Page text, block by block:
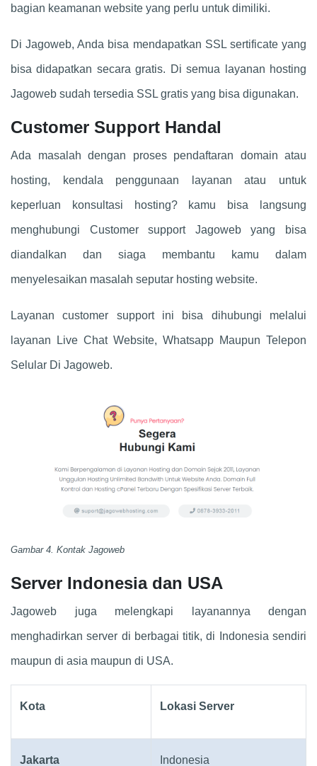
bagian keamanan website yang perlu untuk dimiliki.
Di Jagoweb, Anda bisa mendapatkan SSL sertificate yang
bisa didapatkan secara gratis. Di semua layanan hosting
Jagoweb sudah tersedia SSL gratis yang bisa digunakan.
Customer Support Handal
Ada masalah dengan proses pendaftaran domain atau
hosting, kendala penggunaan layanan atau untuk
keperluan konsultasi hosting? kamu bisa langsung
menghubungi Customer support Jagoweb yang bisa
diandalkan dan siaga membantu kamu dalam
menyelesaikan masalah seputar hosting website.
Layanan customer support ini bisa dihubungi melalui
layanan Live Chat Website, Whatsapp Maupun Telepon
Selular Di Jagoweb.
Gambar 4. Kontak Jagoweb
Server Indonesia dan USA
Jagoweb juga melengkapi layanannya dengan
menghadirkan server di berbagai titik, di Indonesia sendiri
maupun di asia maupun di USA.
Kota Lokasi Server
Jakarta Indonesia